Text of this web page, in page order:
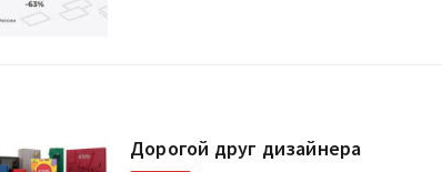
Дорогой друг дизайнера